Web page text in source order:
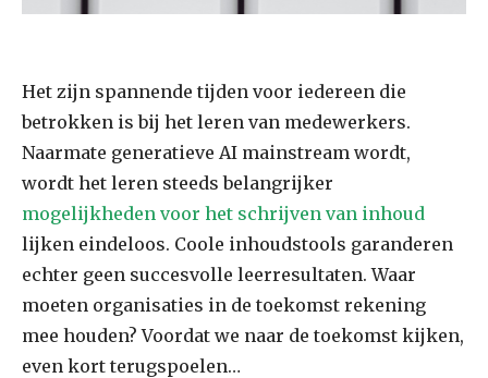
Het zijn spannende tijden voor iedereen die
betrokken is bij het leren van medewerkers.
Naarmate generatieve AI mainstream wordt,
wordt het leren steeds belangrijker
mogelijkheden voor het schrijven van inhoud
lijken eindeloos. Coole inhoudstools garanderen
echter geen succesvolle leerresultaten. Waar
moeten organisaties in de toekomst rekening
mee houden? Voordat we naar de toekomst kijken,
even kort terugspoelen…